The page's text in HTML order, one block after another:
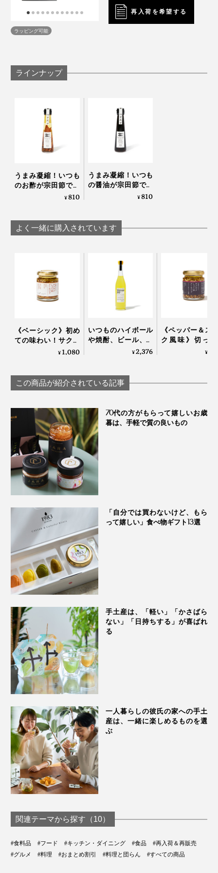
【だし醤油×だし酢】
だし醤油とだし酢を合わせれば、旨味たっぷりのポン酢
の割合で混ぜると、自家製ゆずポン酢が完成。
餃子や小籠包のタレにもどうぞ！ビールやハイボールの
味ドレッシング」が完成！自家製が手軽に作れます。
だし酢、だし醤油、砂糖で、風味豊かな三杯酢に。ダシ
がたっぷり利いたタコとキュウリの酢の物やカニ酢に
◎。
ラッピング可能
再入荷を希望する
ラインナップ
うまみ凝縮！いつも
のお酢が宗田節で輝
きだす、つぎ足して
COMPANY
¥810
うまみ凝縮！いつも
の醤油が宗田節で輝
きだす、つぎ足して
DOMEKI COMPANY
¥810
よく一緒に購入されています
《ベーシック》初め
ての味わい！サクサ
クのアーモンド粒と
をグンとおいしくす
る「食べる調味料」
アーモンド
¥1,080
いつものハイボール
や焼酎、ビール、紅
茶に入れるだけで、
プ」｜YUZU SYRUP
¥2,376
《ペッパー＆ス
ク風味》切っ
け・ゆでただけ
¥
この商品が紹介されている記事
70代の方がもらって嬉しいお歳
暮は、手軽で質の良いもの
「自分では買わないけど、もら
って嬉しい」食べ物ギフト13選
手土産は、「軽い」「かさばら
ない」「日持ちする」が喜ばれ
る
一人暮らしの彼氏の家への手土
産は、一緒に楽しめるものを選
ぶ
関連テーマから探す（10）
#食料品 #フード #キッチン・ダイニング #食品
#再入荷＆再販売
#グルメ
#料理 #おまとめ割引 #料理と団らん #すべての商品